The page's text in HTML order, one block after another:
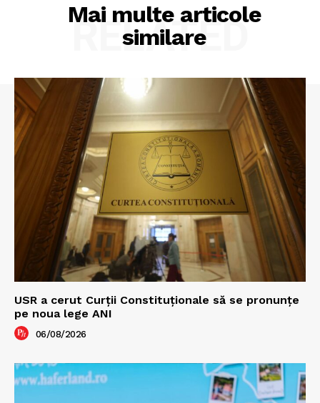
Mai multe articole
similare
RELATED
USR a cerut Curții Constituționale să se pronunțe
pe noua lege ANI
06/08/2026